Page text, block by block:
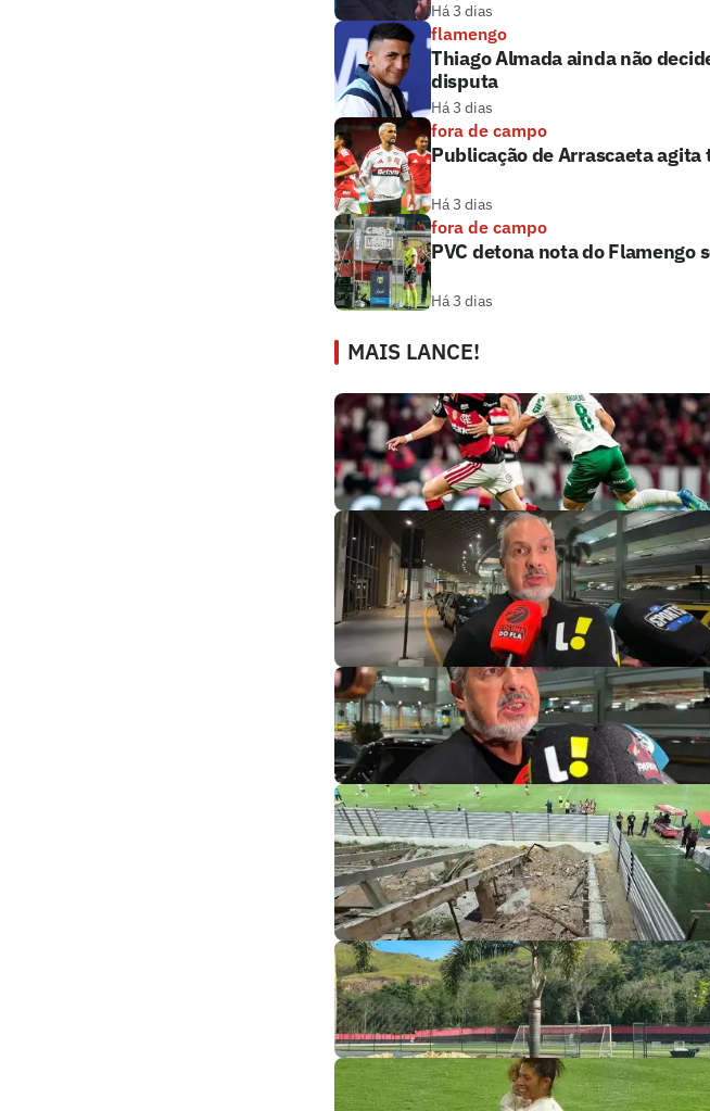
Há 3 dias
flamengo
Thiago Almada ainda não
disputa
Há 3 dias
fora de campo
Publicação de Arrascaeta
Há 3 dias
fora de campo
PVC detona nota do Flamengo
Há 3 dias
MAIS LANCE!